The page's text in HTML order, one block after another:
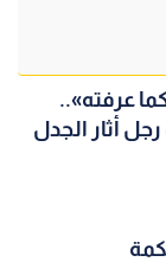
عرفته»..
أثار الجدل